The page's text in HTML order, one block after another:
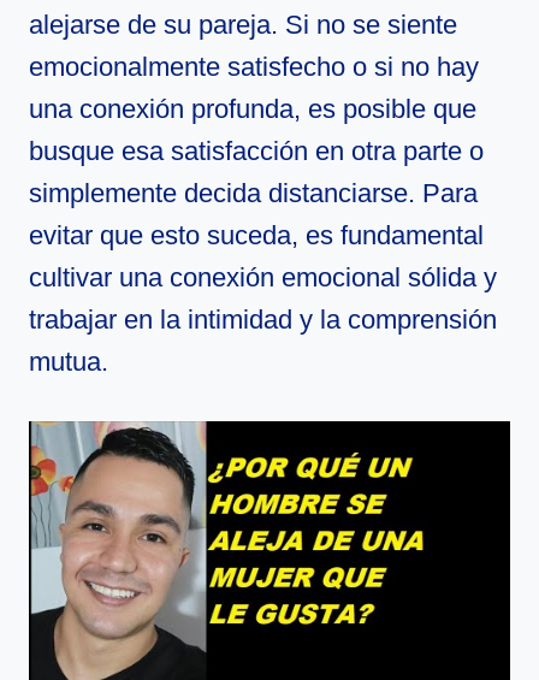
alejarse de su pareja. Si no se siente
emocionalmente satisfecho o si no hay
una conexión profunda, es posible que
busque esa satisfacción en otra parte o
simplemente decida distanciarse. Para
evitar que esto suceda, es fundamental
cultivar una conexión emocional sólida y
trabajar en la intimidad y la comprensión
mutua.